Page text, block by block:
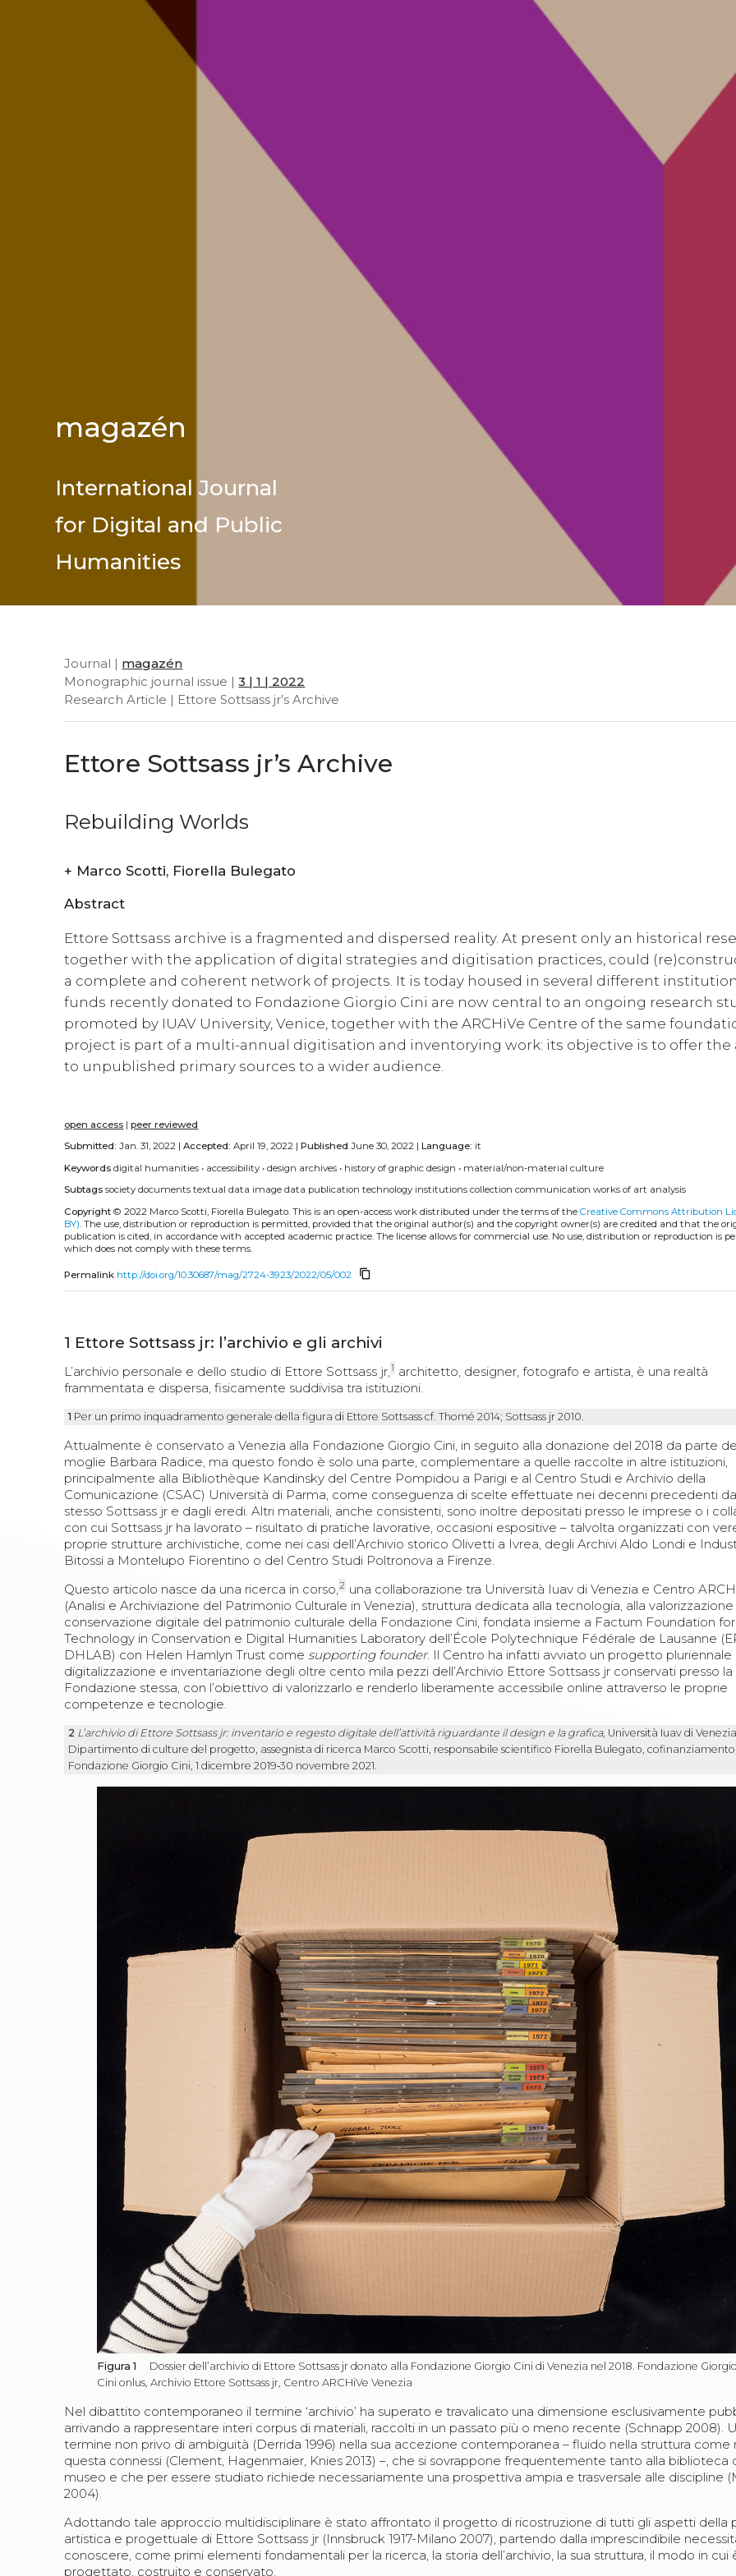
magazén
International Journal
for Digital and Public
Humanities
Journal | magazén
Monographic journal issue |3 | 1 | 2022
Research Article | Ettore Sottsass jr’s Archive
Ettore Sottsass jr’s Archive
Rebuilding Worlds
+
Marco Scotti, Fiorella Bulegato
Abstract
Ettore Sottsass archive is a fragmented and dispersed reality. At present only an historical
together with the application of digital strategies and digitisation practices, could
a complete and coherent network of projects. It is today housed in several different
funds recently donated to Fondazione Giorgio Cini are now central to an ongoing research
promoted by IUAV University, Venice, together with the ARCHiVe Centre of the same
project is part of a multi-annual digitisation and inventorying work: its objective is to offer the
to unpublished primary sources to a wider audience.
open access |peer reviewed
Submitted: Jan. 31, 2022 |Accepted: April 19, 2022 |Published June 30, 2022 |Language: it
Keywords digital humanities • accessibility •design archives • history of graphic design • material/non-material culture
Subtags society documents textual data image data publication technology institutions collection communication works of art analysis
Copyright © 2022 Marco Scotti, Fiorella Bulegato.This is an open-access work distributed under the terms of theCreative Commons Attribution
BY). The use, distribution or reproduction is permitted, provided that the original author(s) and the copyright owner(s) are credited and that the
publication is cited, in accordance with accepted academic practice. The license allows for commercial use. No use, distribution or reproduction is
which does not comply with these terms.
Permalink http://doi.org/10.30687/mag/2724-3923/2022/05/002 content_copy
1 Ettore Sottsass jr: l’archivio e gli archivi
L’archivio personale e dello studio di Ettore Sottsass jr, 1 architetto, designer, fotografo e artista, è una realtà
frammentata e dispersa, fisicamente suddivisa tra istituzioni.
1 Per un primo inquadramento generale della figura di Ettore Sottsass cf. Thomé 2014; Sottsass jr 2010.
Attualmente è conservato a Venezia alla Fondazione Giorgio Cini, in seguito alla donazione del 2018 da parte
moglie Barbara Radice, ma questo fondo è solo una parte, complementare a quelle raccolte in altre istituzioni,
principalmente alla Bibliothèque Kandinsky del Centre Pompidou a Parigi e al Centro Studi e Archivio della
Comunicazione (CSAC) Università di Parma, come conseguenza di scelte effettuate nei decenni precedenti
stesso Sottsass jr e dagli eredi. Altri materiali, anche consistenti, sono inoltre depositati presso le imprese o i
con cui Sottsass jr ha lavorato – risultato di pratiche lavorative, occasioni espositive – talvolta organizzati con
proprie strutture archivistiche, come nei casi dell’Archivio storico Olivetti a Ivrea, degli Archivi Aldo Londi e
Bitossi a Montelupo Fiorentino o del Centro Studi Poltronova a Firenze.
Questo articolo nasce da una ricerca in corso, 2 una collaborazione tra Università Iuav di Venezia e Centro
(Analisi e Archiviazione del Patrimonio Culturale in Venezia), struttura dedicata alla tecnologia, alla valorizzazione
conservazione digitale del patrimonio culturale della Fondazione Cini, fondata insieme a Factum Foundation
Technology in Conservation e Digital Humanities Laboratory dell’École Polytechnique Fédérale de Lausanne
DHLAB) con Helen Hamlyn Trust come supporting founder. Il Centro ha infatti avviato un progetto pluriennale
digitalizzazione e inventariazione degli oltre cento mila pezzi dell’Archivio Ettore Sottsass jr conservati presso la
Fondazione stessa, con l’obiettivo di valorizzarlo e renderlo liberamente accessibile online attraverso le proprie
competenze e tecnologie.
2 L’archivio di Ettore Sottsass jr: inventario e regesto digitale dell’attività riguardante il design e la grafica, Università Iuav di Venezia,
Dipartimento di culture del progetto, assegnista di ricerca Marco Scotti, responsabile scientifico Fiorella Bulegato, cofinanziamento
Fondazione Giorgio Cini, 1 dicembre 2019‑30 novembre 2021.
Figura 1
Dossier dell’archivio di Ettore Sottsass jr donato alla Fondazione Giorgio Cini di Venezia nel 2018. Fondazione Giorgio
Cini onlus, Archivio Ettore Sottsass jr, Centro ARCHiVe Venezia
Nel dibattito contemporaneo il termine ‘archivio’ ha superato e travalicato una dimensione esclusivamente
arrivando a rappresentare interi corpus di materiali, raccolti in un passato più o meno recente (Schnapp 2008).
termine non privo di ambiguità (Derrida 1996) nella sua accezione contemporanea – fluido nella struttura come
questa connessi (Clement, Hagenmaier, Knies 2013) –, che si sovrappone frequentemente tanto alla biblioteca
museo e che per essere studiato richiede necessariamente una prospettiva ampia e trasversale alle discipline
2004).
Adottando tale approccio multidisciplinare è stato affrontato il progetto di ricostruzione di tutti gli aspetti della
artistica e progettuale di Ettore Sottsass jr (Innsbruck 1917-Milano 2007), partendo dalla imprescindibile
conoscere, come primi elementi fondamentali per la ricerca, la storia dell’archivio, la sua struttura, il modo in cui
progettato, costruito e conservato.